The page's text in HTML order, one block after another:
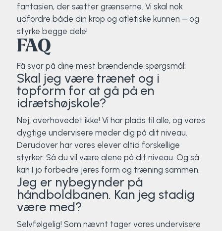
fantasien, der sætter grænserne. Vi skal nok
udfordre både din krop og atletiske kunnen – og
styrke begge dele!
FAQ
Få svar på dine mest brændende spørgsmål:
Skal jeg være trænet og i
topform for at gå på en
idrætshøjskole?
Nej, overhovedet ikke! Vi har plads til alle, og vores
dygtige undervisere møder dig på dit niveau.
Derudover har vores elever altid forskellige
styrker. Så du vil være alene på dit niveau. Og så
kan I jo forbedre jeres form og træning sammen.
Jeg er nybegynder på
håndboldbanen. Kan jeg stadig
være med?
Selvfølgelig! Som nævnt tager vores undervisere